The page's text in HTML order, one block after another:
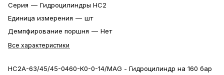
Серия — Гидроцилиндры HC2
Единица измерения — шт
Демпфирование поршня — Нет
Все характеристики
HC2A-63/45/45-0460-K0-0-14/MAG - Гидроцилиндр на 160 бар